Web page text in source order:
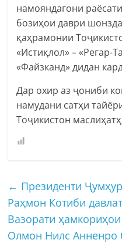
намояндагони
бозиҳои даври
қаҳрамонии
«Истиқлол» – «Регар-
«Файзканд» дидан
Дар охир аз ҷониби
намудани сатҳи
Тоҷикистон
← Президенти
Раҳмон Котиби
Вазорати
Олмон Нилс Анненро